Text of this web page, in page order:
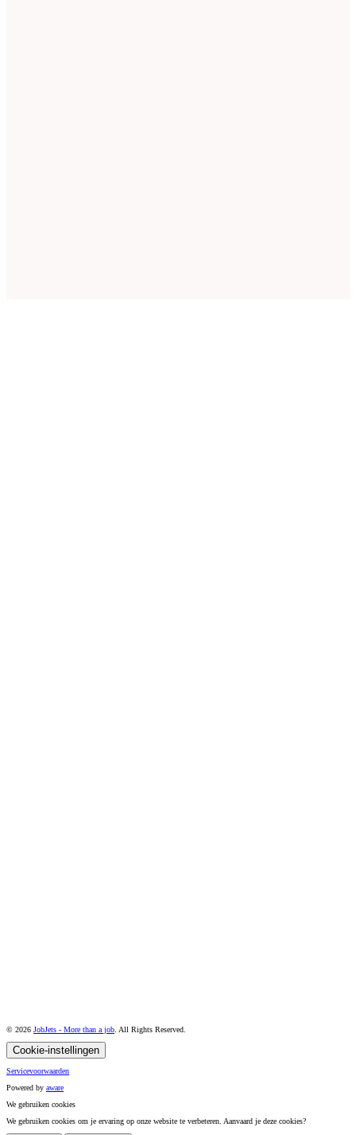
© 2026 JobJets - More than a job . All Rights Reserved.
Cookie-instellingen
Servicevoorwaarden
Powered by aware
We gebruiken cookies
We gebruiken cookies om je ervaring op onze website te verbeteren. Aanvaard je deze cookies?